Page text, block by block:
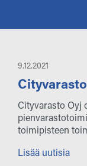
9.12.2021
Cityvarasto Oyj
toimipisteen
Lisää uutisia